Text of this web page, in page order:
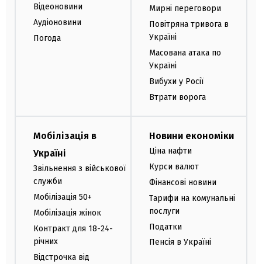
Відеоновини
Аудіоновини
Погода
Мирні переговори
Повітряна тривога в
Україні
Масована атака по
Україні
Вибухи у Росії
Втрати ворога
Мобілізація в
Україні
Звільнення з військової
служби
Мобілізація 50+
Мобілізація жінок
Контракт для 18-24-
річних
Відстрочка від
Новини економіки
Ціна нафти
Курси валют
Фінансові новини
Тарифи на комунальні
послуги
Податки
Пенсія в Україні